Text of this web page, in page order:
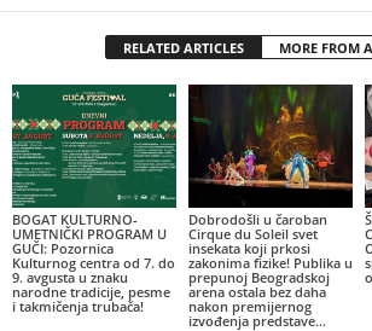
RELATED ARTICLES MORE FROM
BOGAT KULTURNO-
UMETNIČKI PROGRAM U
GUČI: Pozornica
Kulturnog centra od 7. do
9. avgusta u znaku
narodne tradicije, pesme
i takmičenja trubača!
Dobrodošli u čaroban
Cirque du Soleil svet
insekata koji prkosi
zakonima fizike! Publika u
prepunoj Beogradskoj
arena ostala bez daha
nakon premijernog
izvođenja predstave...